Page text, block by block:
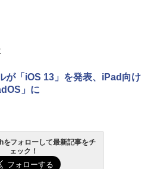
が「iOS 13」を発表、iPad向け
」に
をフォローして最新記事をチ
ェック！